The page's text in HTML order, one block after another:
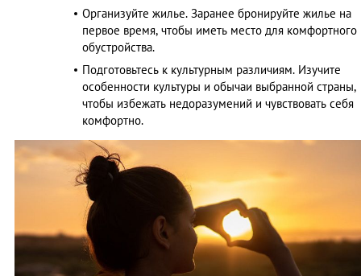
Организуйте жилье. Заранее бронируйте жилье на
первое время, чтобы иметь место для комфортного
обустройства.​
Подготовьтесь к культурным различиям. Изучите
особенности культуры и обычаи выбранной страны,
чтобы избежать недоразумений и чувствовать себя
комфортно.